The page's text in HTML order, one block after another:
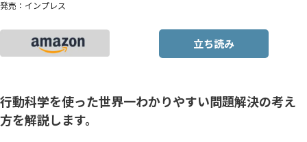
発売：インプレス
立ち読み
行動科学を使った世界一わかりやすい問題解決の考え
方を解説します。